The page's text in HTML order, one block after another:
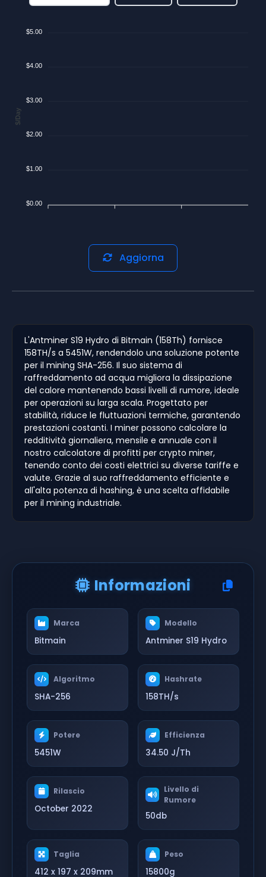
$5.00
$4.00
$3.00
$2.00
$1.00
$0.00
$/Day
Aggiorna
L'Antminer S19 Hydro di Bitmain (158Th) fornisce
158TH/s a 5451W, rendendolo una soluzione potente
per il mining SHA-256. Il suo sistema di
raffreddamento ad acqua migliora la dissipazione
del calore mantenendo bassi livelli di rumore, ideale
per operazioni su larga scala. Progettato per
stabilità, riduce le fluttuazioni termiche, garantendo
prestazioni costanti. I miner possono calcolare la
redditività giornaliera, mensile e annuale con il
nostro calcolatore di profitti per crypto miner,
tenendo conto dei costi elettrici su diverse tariffe e
valute. Grazie al suo raffreddamento efficiente e
all'alta potenza di hashing, è una scelta affidabile
per il mining industriale.
Informazioni
Marca
Bitmain
Modello
Antminer S19 Hydro
Algoritmo
SHA-256
Hashrate
158TH/s
Potere
5451W
Efficienza
34.50 J/Th
Rilascio
October 2022
Livello di
Rumore
50db
Taglia
412 x 197 x 209mm
Peso
15800g